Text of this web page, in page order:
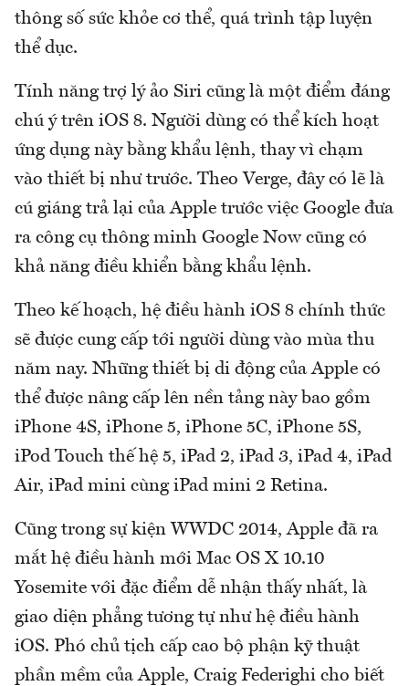
thông số sức khỏe cơ thể, quá trình tập luyện
thể dục.
Tính năng trợ lý ảo Siri cũng là một điểm đáng
chú ý trên iOS 8. Người dùng có thể kích hoạt
ứng dụng này bằng khẩu lệnh, thay vì chạm
vào thiết bị như trước. Theo Verge, đây có lẽ là
cú giáng trả lại của Apple trước việc Google đưa
ra công cụ thông minh Google Now cũng có
khả năng điều khiển bằng khẩu lệnh.
Theo kế hoạch, hệ điều hành iOS 8 chính thức
sẽ được cung cấp tới người dùng vào mùa thu
năm nay. Những thiết bị di động của Apple có
thể được nâng cấp lên nền tảng này bao gồm
iPhone 4S, iPhone 5, iPhone 5C, iPhone 5S,
iPod Touch thế hệ 5, iPad 2, iPad 3, iPad 4, iPad
Air, iPad mini cùng iPad mini 2 Retina.
Cũng trong sự kiện WWDC 2014, Apple đã ra
mắt hệ điều hành mới Mac OS X 10.10
Yosemite với đặc điểm dễ nhận thấy nhất, là
giao diện phẳng tương tự như hệ điều hành
iOS. Phó chủ tịch cấp cao bộ phận kỹ thuật
phần mềm của Apple, Craig Federighi cho biết